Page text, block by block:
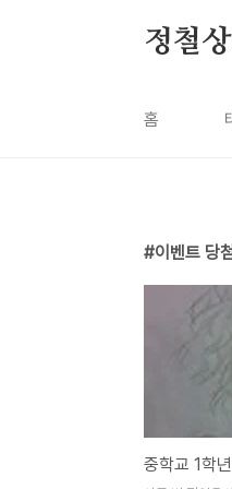
정철
홈
이벤트 당